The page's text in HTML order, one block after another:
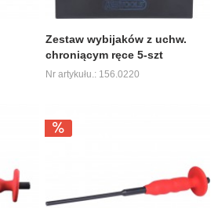
Zestaw wybijaków z uchw.
chroniącym ręce 5-szt
Nr artykułu.: 156.0220